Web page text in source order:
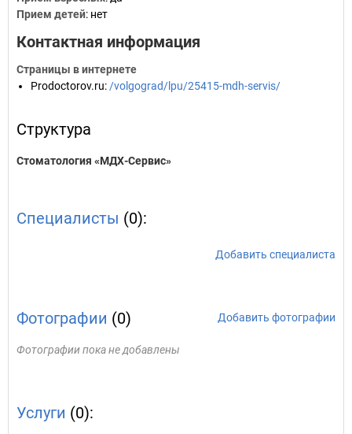
Прием детей: нет
Контактная информация
Страницы в интернете
Prodoctorov.ru: /volgograd/lpu/25415-mdh-servis/
Структура
Стоматология «МДХ-Сервис»
Специалисты (0):
Добавить специалиста
Фотографии (0) Добавить фотографии
Фотографии пока не добавлены
Услуги (0):